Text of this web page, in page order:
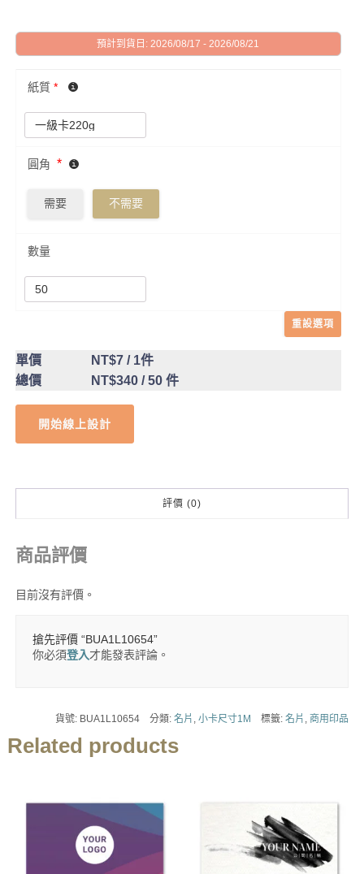
預計到貨日: 2026/08/17 - 2026/08/21
紙質 *
圓角 *
需要 不需要
數量
重設選項
單價 NT$7/ 1件
總價
NT$340/ 50 件
開始線上設計
評價 (0)
商品評價
目前沒有評價。
搶先評價 “BUA1L10654”
你必須登入才能發表評論。
貨號: BUA1L10654 分類:名片 ,小卡尺寸1M 標籤:名片 ,商用印品
Related products